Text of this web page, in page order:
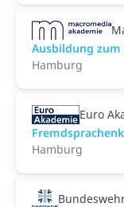
Ausbildung
Hamburg
Euro
Hamburg